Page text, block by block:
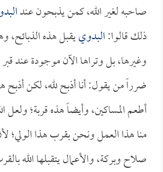
صاحبه لغير الله، كمن يذبحون عند
ذلك قالوا:البدوييقبل هذه الذبائح،
وغيرها، بل وتراها الآن موجودة عند قبر
ضرراً من يقول: أنا أذبح لله، لكن أذبح
أطعم المساكين، وأيضاً هذه قربة؛ ولعل
منا هذا العمل ونحن بقرب هذا الولي؛
صلاح وبركة، والأعمال يتقبلها الله